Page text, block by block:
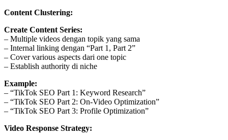
Content Clustering:
Create Content Series:
– Multiple videos dengan topik yang sama
– Internal linking dengan “Part 1, Part 2”
– Cover various aspects dari one topic
– Establish authority di niche
Example:
– “TikTok SEO Part 1: Keyword Research”
– “TikTok SEO Part 2: On-Video Optimization”
– “TikTok SEO Part 3: Profile Optimization”
Video Response Strategy: